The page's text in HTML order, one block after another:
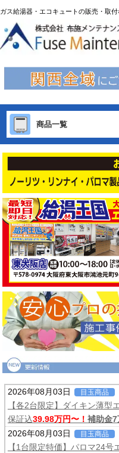
ガス給湯器・エコキュートの販売・取
商品一覧
2026年08月03日 目玉商品
【各2台限定】ダイキン薄
保証込39.98万円〜！ 補助金7
2026年08月03日
目玉商品
【1台限定特価】パロマ24